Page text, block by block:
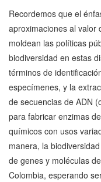
Recordemos que el
aproximaciones al valor
moldean las políticas
biodiversidad en estas
términos de
especímenes, y la
de secuencias de ADN
para fabricar enzimas
químicos con usos
manera, la
de genes y moléculas
Colombia, esperando